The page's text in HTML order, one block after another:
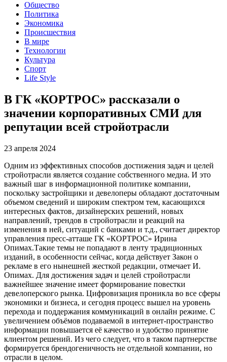
Общество
Политика
Экономика
Происшествия
В мире
Технологии
Культура
Спорт
Life Style
В ГК «КОРТРОС» рассказали о
значении корпоративных СМИ для
репутации всей стройотрасли
23 апреля 2024
Одним из эффективных способов достижения задач и целей
стройотрасли является создание собственного медиа. И это
важный шаг в информационной политике компании,
поскольку застройщики и девелоперы обладают достаточным
объемом сведений и широким спектром тем, касающихся
интересных фактов, дизайнерских решений, новых
направлений, трендов в стройотрасли и реакций на
изменения в ней, ситуаций с банками и т.д., считает директор
управления пресс-атташе ГК «КОРТРОС» Ирина
Опимах.Такие темы не попадают в ленту традиционных
изданий, в особенности сейчас, когда действует Закон о
рекламе в его нынешней жесткой редакции, отмечает И.
Опимах. Для достижения задач и целей стройотрасли
важнейшее значение имеет формирование повестки
девелоперского рынка. Цифровизация проникла во все сферы
экономики и бизнеса, и сегодня процесс вышел на уровень
перехода и поддержания коммуникаций в онлайн режиме. С
увеличением объёмов подаваемой в интернет-пространство
информации повышается её качество и удобство принятие
клиентом решений. Из чего следует, что в таком партнерстве
формируется брендогеничность не отдельной компании, но
отрасли в целом.